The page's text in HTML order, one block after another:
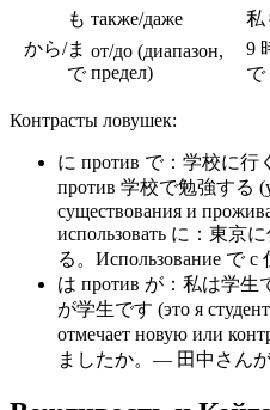
も также/даже 私
から/ま
で
от/до (диапазон,
предел)
9
で
Контрасты ловушек:
に против で：学校に行
против 学校で勉強する
существования и
использовать に：東京
る。Использование で с
は против が：私は学生
が学生です (это я
отмечает новую или
ましたか。— 田中さんが